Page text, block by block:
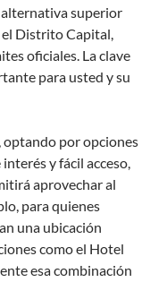
alternativa superior
el Distrito Capital,
oficiales. La clave
para usted y su
optando por opciones
y fácil acceso,
aprovechar al
para quienes
una ubicación
como el Hotel
esa combinación